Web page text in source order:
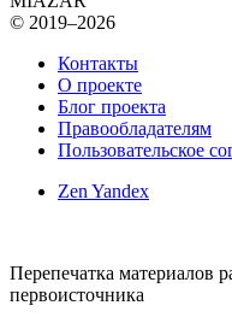
© 2019–2026
Контакты
О проекте
Блог проекта
Правообладателям
Пользовательское
Zen Yandex
Перепечатка материалов
первоисточника